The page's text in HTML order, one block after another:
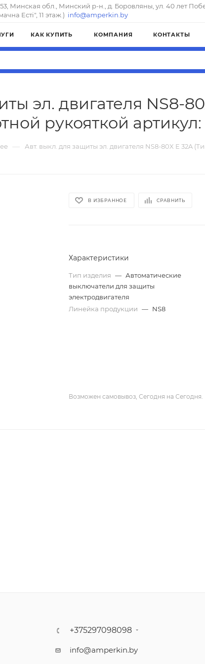
Минская обл., Минский р-н., д. Боровляны, ул. 40 лет
Естi", 11 этаж.) info@amperkin.by
КАК КУПИТЬ КОМПАНИЯ КОНТАКТЫ
эл. двигателя NS8-
рукояткой
— Авт. выкл. для защиты эл. двигателя NS8-80X E 32A
В ИЗБРАННОЕ СРАВНИТЬ
Характеристики
Тип изделия — Автоматические
выключатели для защиты
электродвигателя
Линейка продукции — NS8
Возможен самовывоз, Сегодня на Сегодня.
+375297098098
info@amperkin.by